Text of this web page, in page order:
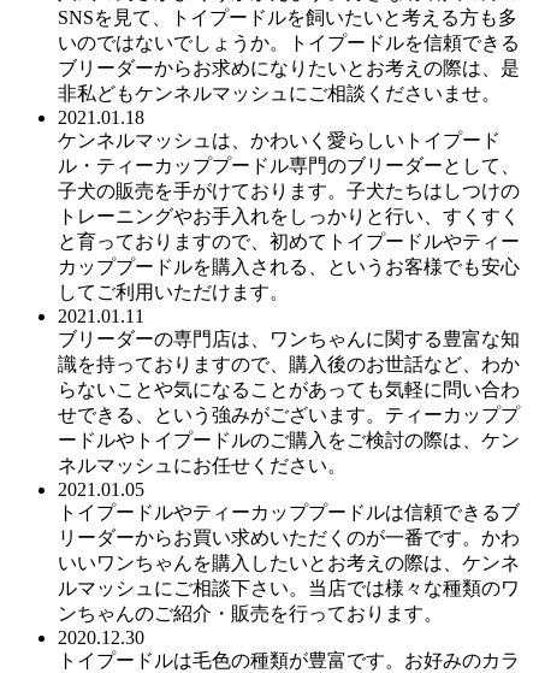
SNSを見て、トイプードルを飼いたいと考える方も多
いのではないでしょうか。トイプードルを信頼できる
ブリーダーからお求めになりたいとお考えの際は、是
非私どもケンネルマッシュにご相談くださいませ。
2021.01.18
ケンネルマッシュは、かわいく愛らしいトイプード
ル・ティーカッププードル専門のブリーダーとして、
子犬の販売を手がけております。子犬たちはしつけの
トレーニングやお手入れをしっかりと行い、すくすく
と育っておりますので、初めてトイプードルやティー
カッププードルを購入される、というお客様でも安心
してご利用いただけます。
2021.01.11
ブリーダーの専門店は、ワンちゃんに関する豊富な知
識を持っておりますので、購入後のお世話など、わか
らないことや気になることがあっても気軽に問い合わ
せできる、という強みがございます。ティーカッププ
ードルやトイプードルのご購入をご検討の際は、ケン
ネルマッシュにお任せください。
2021.01.05
トイプードルやティーカッププードルは信頼できるブ
リーダーからお買い求めいただくのが一番です。かわ
いいワンちゃんを購入したいとお考えの際は、ケンネ
ルマッシュにご相談下さい。当店では様々な種類のワ
ンちゃんのご紹介・販売を行っております。
2020.12.30
トイプードルは毛色の種類が豊富です。お好みのカラ